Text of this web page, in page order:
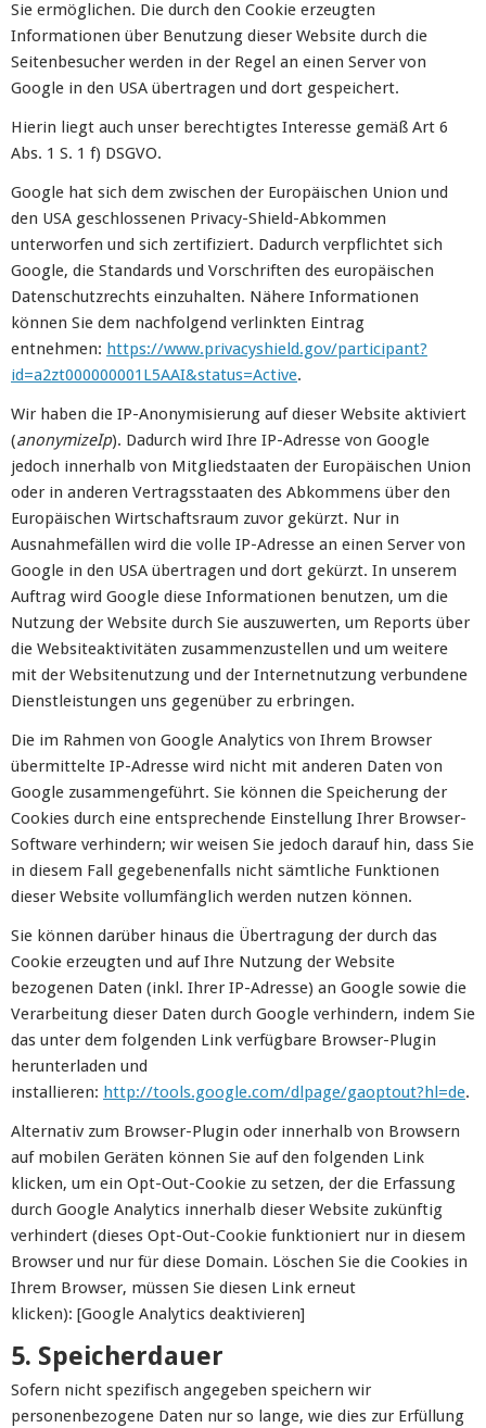
Sie ermöglichen. Die durch den Cookie erzeugten
Informationen über Benutzung dieser Website durch die
Seitenbesucher werden in der Regel an einen Server von
Google in den USA übertragen und dort gespeichert.
Hierin liegt auch unser berechtigtes Interesse gemäß Art 6
Abs. 1 S. 1 f) DSGVO.
Google hat sich dem zwischen der Europäischen Union und
den USA geschlossenen Privacy-Shield-Abkommen
unterworfen und sich zertifiziert. Dadurch verpflichtet sich
Google, die Standards und Vorschriften des europäischen
Datenschutzrechts einzuhalten. Nähere Informationen
können Sie dem nachfolgend verlinkten Eintrag
entnehmen: https://www.privacyshield.gov/participant?
id=a2zt000000001L5AAI&status=Active.
Wir haben die IP-Anonymisierung auf dieser Website aktiviert
(anonymizeIp). Dadurch wird Ihre IP-Adresse von Google
jedoch innerhalb von Mitgliedstaaten der Europäischen Union
oder in anderen Vertragsstaaten des Abkommens über den
Europäischen Wirtschaftsraum zuvor gekürzt. Nur in
Ausnahmefällen wird die volle IP-Adresse an einen Server von
Google in den USA übertragen und dort gekürzt. In unserem
Auftrag wird Google diese Informationen benutzen, um die
Nutzung der Website durch Sie auszuwerten, um Reports über
die Websiteaktivitäten zusammenzustellen und um weitere
mit der Websitenutzung und der Internetnutzung verbundene
Dienstleistungen uns gegenüber zu erbringen.
Die im Rahmen von Google Analytics von Ihrem Browser
übermittelte IP-Adresse wird nicht mit anderen Daten von
Google zusammengeführt. Sie können die Speicherung der
Cookies durch eine entsprechende Einstellung Ihrer Browser-
Software verhindern; wir weisen Sie jedoch darauf hin, dass Sie
in diesem Fall gegebenenfalls nicht sämtliche Funktionen
dieser Website vollumfänglich werden nutzen können.
Sie können darüber hinaus die Übertragung der durch das
Cookie erzeugten und auf Ihre Nutzung der Website
bezogenen Daten (inkl. Ihrer IP-Adresse) an Google sowie die
Verarbeitung dieser Daten durch Google verhindern, indem Sie
das unter dem folgenden Link verfügbare Browser-Plugin
herunterladen und
installieren: http://tools.google.com/dlpage/gaoptout?hl=de.
Alternativ zum Browser-Plugin oder innerhalb von Browsern
auf mobilen Geräten können Sie auf den folgenden Link
klicken, um ein Opt-Out-Cookie zu setzen, der die Erfassung
durch Google Analytics innerhalb dieser Website zukünftig
verhindert (dieses Opt-Out-Cookie funktioniert nur in diesem
Browser und nur für diese Domain. Löschen Sie die Cookies in
Ihrem Browser, müssen Sie diesen Link erneut
klicken): [Google Analytics deaktivieren]
5. Speicherdauer
Sofern nicht spezifisch angegeben speichern wir
personenbezogene Daten nur so lange, wie dies zur Erfüllung